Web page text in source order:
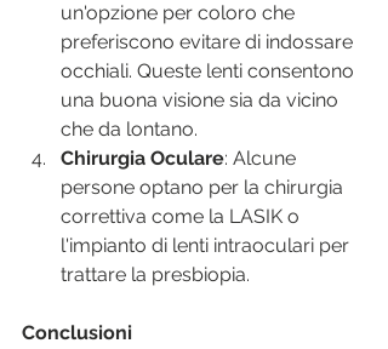
un'opzione per coloro che
preferiscono evitare di indossare
occhiali. Queste lenti consentono
una buona visione sia da vicino
che da lontano.
Chirurgia Oculare: Alcune
persone optano per la chirurgia
correttiva come la LASIK o
l'impianto di lenti intraoculari per
trattare la presbiopia.
Conclusioni